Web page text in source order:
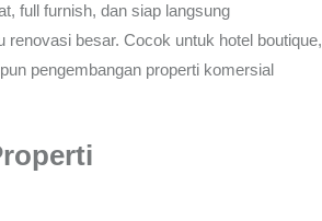
full furnish, dan siap langsung
renovasi besar. Cocok untuk hotel boutique,
pengembangan properti komersial